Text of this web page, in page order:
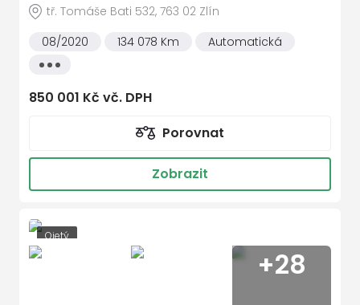
tř. Tomáše Bati 532, 763 02 Zlín
08/2020
134 078 Km
Automatická
Všechny
850 001 Kč vč. DPH
Porovnat
Zobrazit
Ojetý
+28